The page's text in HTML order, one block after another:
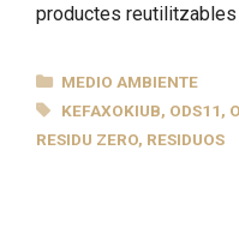
productes
CATEGORÍAS
MEDIO AMBIENTE
ETIQUETAS
KEFAXOKIUB, ODS11,
RESIDU ZERO, RESIDUOS